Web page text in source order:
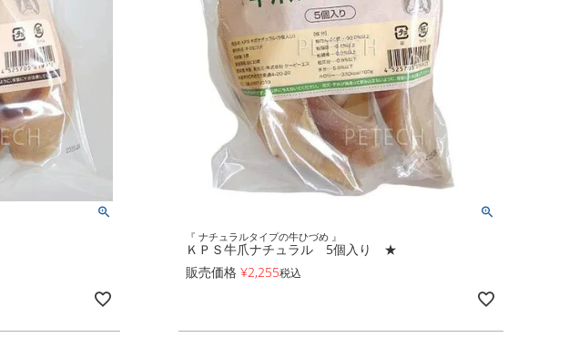
『 ナチュラルタイプの牛ひづめ 』
ＫＰＳ牛爪ナチュラル 5個入り ★
販売価格 ¥2,255税込